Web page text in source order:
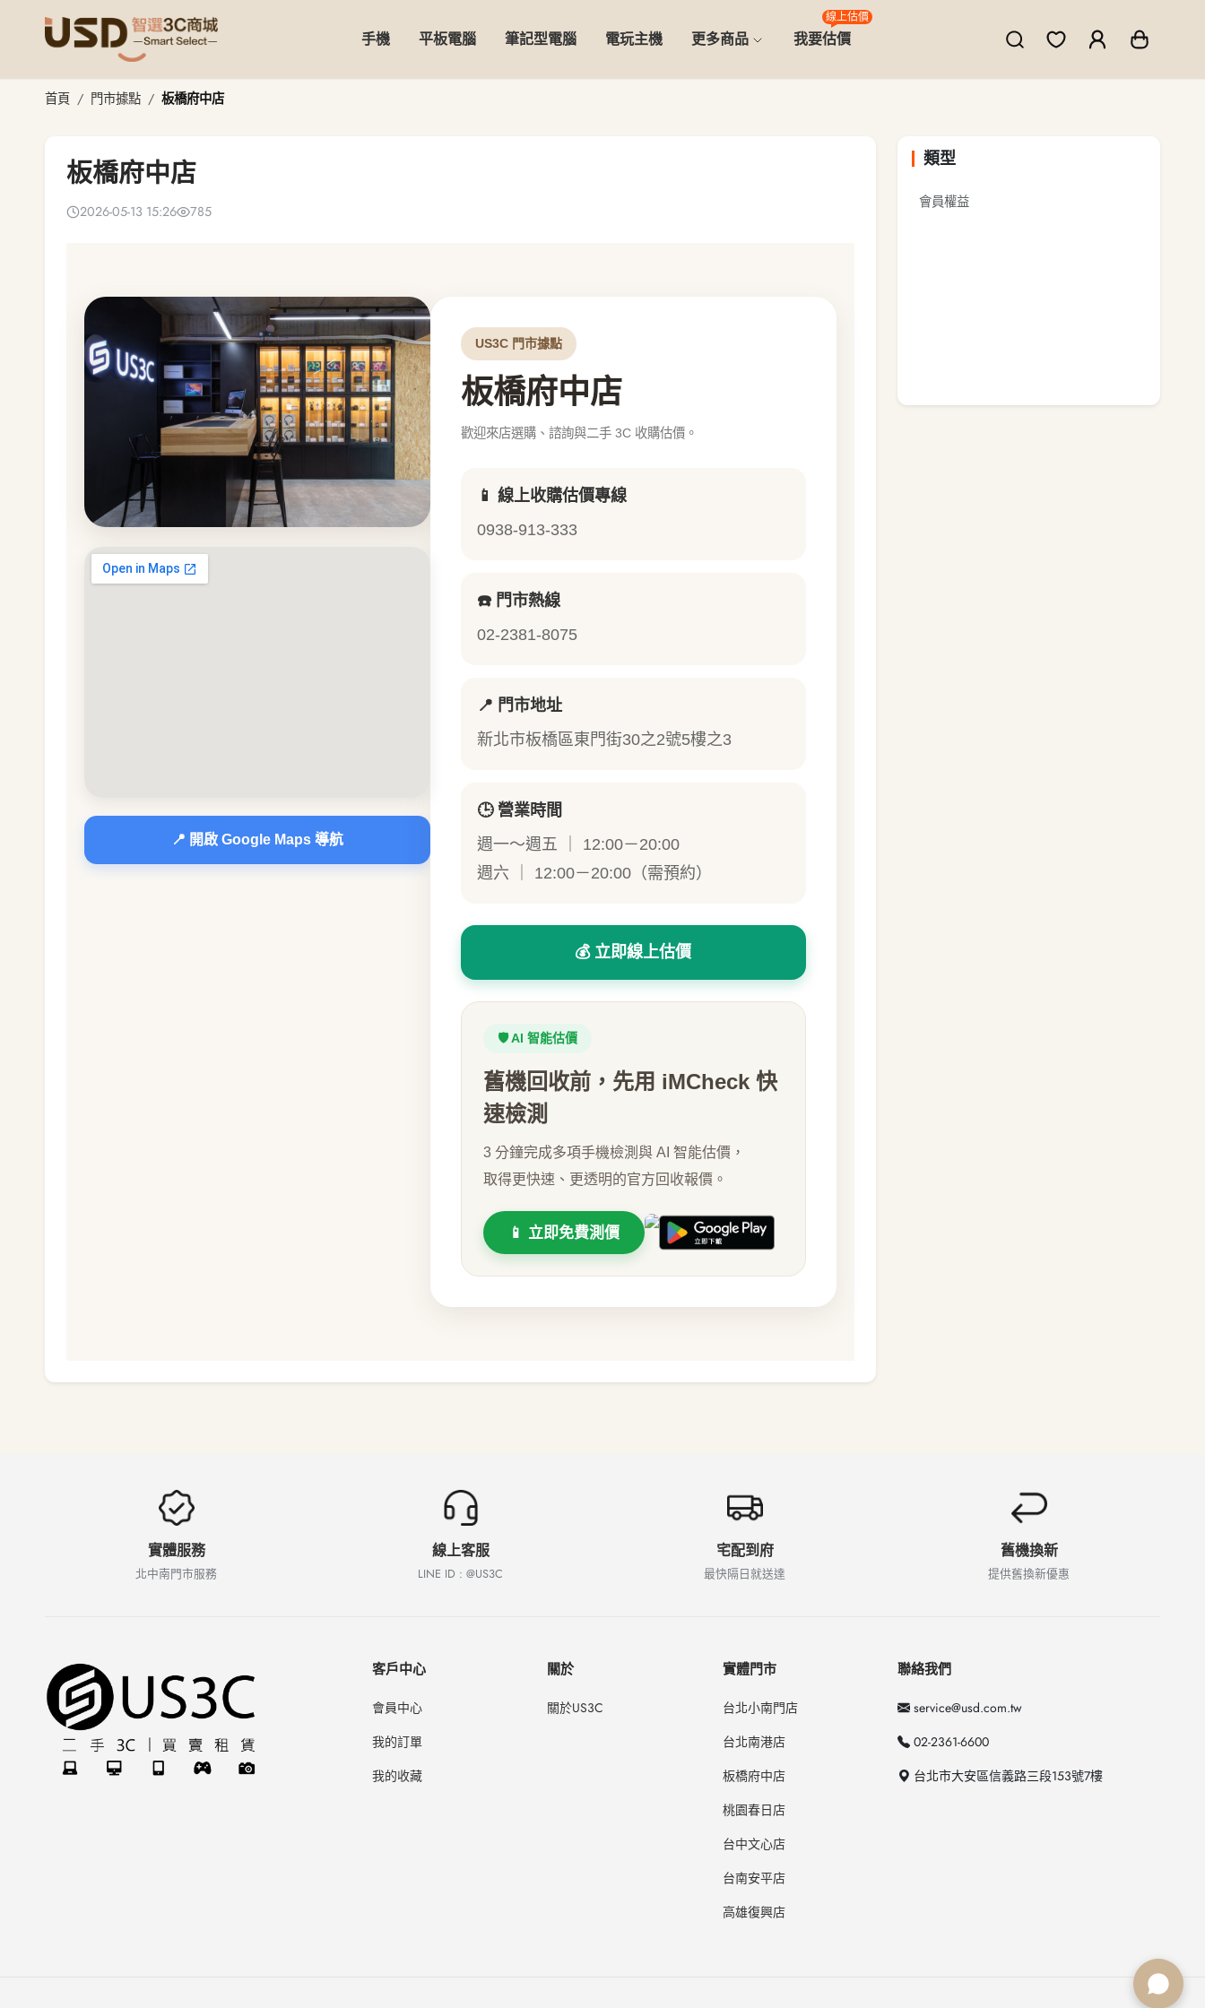
手機 平板電腦 筆記型電腦 電玩主機 更多商品 我要估價
線上估價
板橋府中店
首頁 門市據點 板橋府中店
板橋府中店
2026-05-13 15:26 785
📍 開啟 Google Maps 導航
US3C 門市據點
板橋府中店
歡迎來店選購、諮詢與二手 3C 收購估價。
📱 線上收購估價專線
0938-913-333
☎️ 門市熱線
02-2381-8075
📍 門市地址
新北市板橋區東門街30之2號5樓之3
🕒 營業時間
週一～週五 ｜ 12:00－20:00
週六 ｜ 12:00－20:00（需預約）
💰 立即線上估價
🛡️ AI 智能估價
舊機回收前，先用 iMCheck 快
速檢測
3 分鐘完成多項手機檢測與 AI 智能估價，
取得更快速、更透明的官方回收報價。
📱 立即免費測價
類型
會員權益
實體服務
北中南門市服務
線上客服
LINE ID : @US3C
宅配到府
最快隔日就送達
舊機換新
提供舊換新優惠
客戶中心
會員中心
我的訂單
我的收藏
關於
關於US3C
實體門市
台北小南門店
台北南港店
板橋府中店
桃園春日店
台中文心店
台南安平店
高雄復興店
聯絡我們
service@usd.com.tw
02-2361-6600
台北市大安區信義路三段153號7樓